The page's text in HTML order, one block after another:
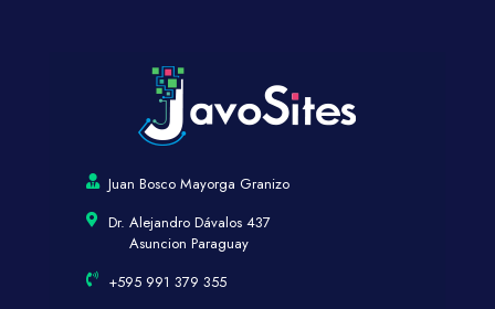
Juan Bosco Mayorga Granizo
Dr. Alejandro Dávalos 437
Asuncion Paraguay
+595 991 379 355